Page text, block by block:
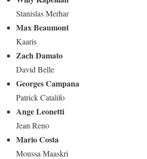
Stanislas Merhar
Max Beaumont
Kaaris
Zach Damato
David Belle
Georges Campana
Patrick Catalifo
Ange Leonetti
Jean Reno
Mario Costa
Moussa Maaskri